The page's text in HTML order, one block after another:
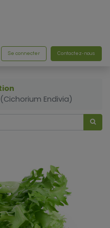
Se connecter Contactez-nous
Endivia)